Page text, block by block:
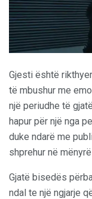
Gjesti është
të mbushur me
një periudhe të
hapur për një nga
duke ndarë me
shprehur në
Gjatë bisedës
ndal te një ngjarje